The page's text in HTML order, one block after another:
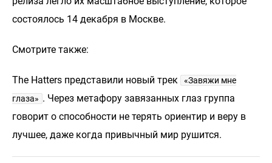
состоялось 14 декабря в Москве.
Смотрите также:
The Hatters представили новый трек
«Завяжи мне
глаза» . Через метафору завязанных глаз группа
говорит о способности не терять ориентир и веру в
лучшее, даже когда привычный мир рушится.